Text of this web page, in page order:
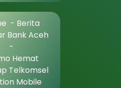
- Berita
Bank Aceh
-
Hemat
Telkomsel
Mobile